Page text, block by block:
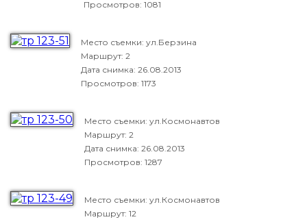
Просмотров: 1081
Место съемки: ул.Берзина
Маршрут: 2
Дата снимка: 26.08.2013
Просмотров: 1173
Место съемки: ул.Космонавтов
Маршрут: 2
Дата снимка: 26.08.2013
Просмотров: 1287
Место съемки: ул.Космонавтов
Маршрут: 12